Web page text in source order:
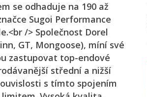
se odhaduje na 190 až
Sugoi Performance
/> Společnost Dorel
GT, Mongoose), míní své
zastupovat top-endové
střední a nižší
s tímto spojením